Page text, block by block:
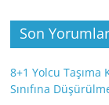
Son Yorumlar
8+1 Yolcu
Sınıfına